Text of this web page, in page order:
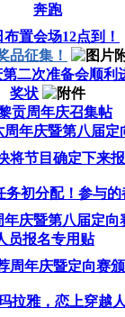
奔跑
布置会场12点到！
品征集！
二次准备会顺利
奖状
贡周年庆召集帖
年庆暨第八届定
将节目确定下来
务初分配！参与
庆暨第八届定
员报名专用贴
周年庆暨定向赛
拉雅，恋上穿越